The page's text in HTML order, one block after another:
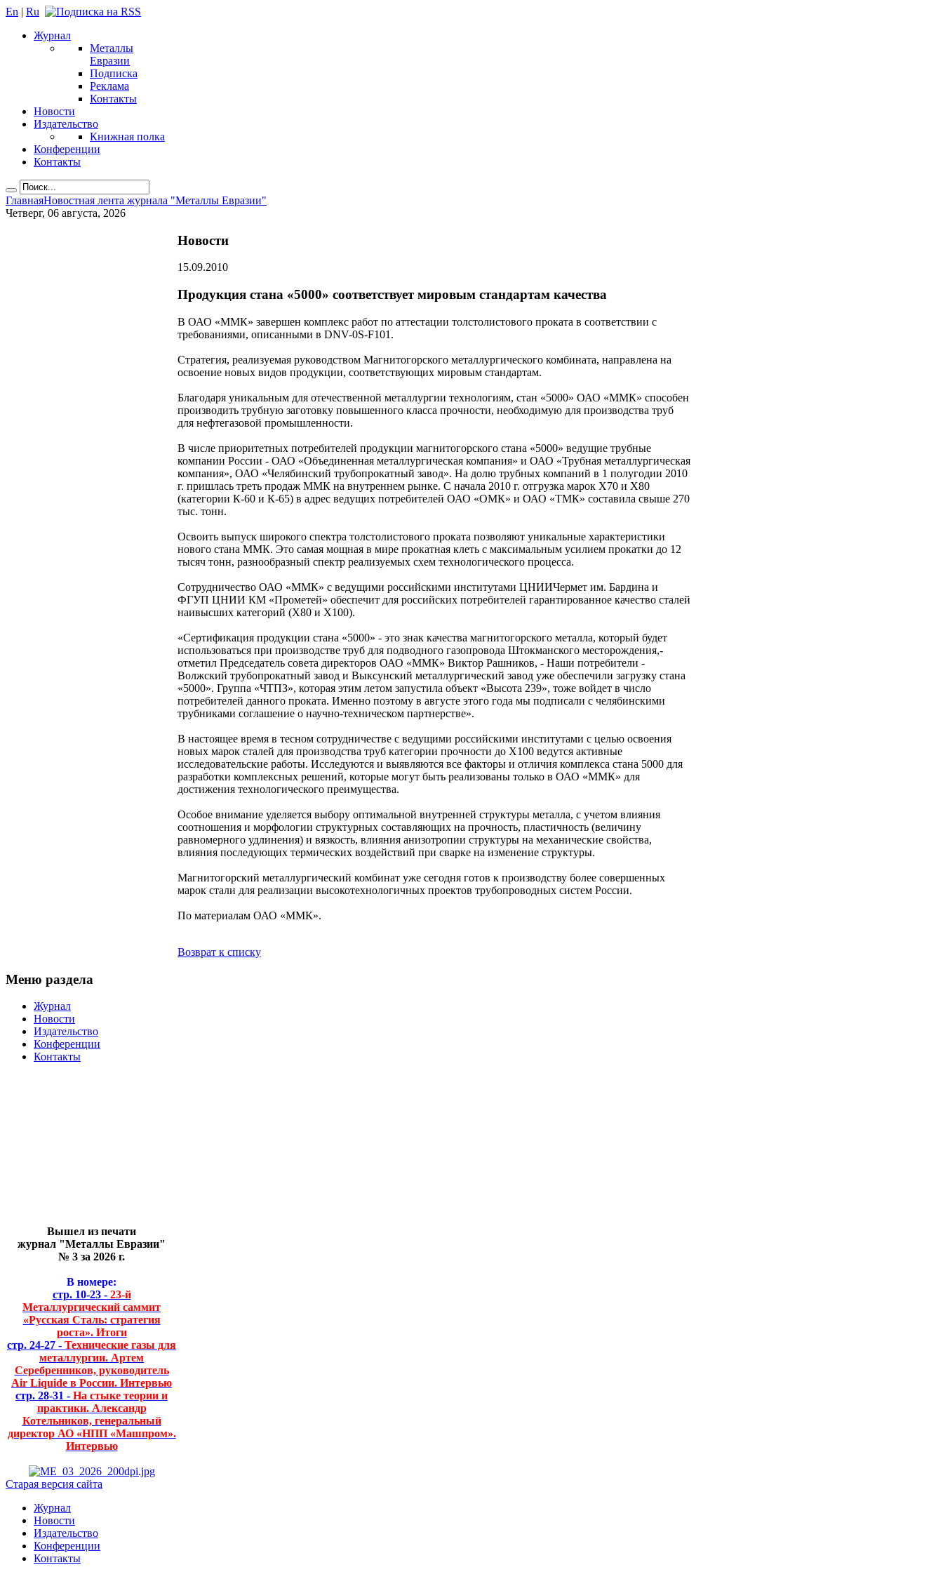
En | Ru
Журнал
Металлы
Евразии
Подписка
Реклама
Контакты
Новости
Издательство
Книжная полка
Конференции
Контакты
ГлавнаяНовостная лента журнала "Металлы Евразии"
Четверг, 06 августа, 2026
Новости
15.09.2010
Продукция стана «5000» соответствует мировым стандартам качества
В ОАО «ММК» завершен комплекс работ по аттестации толстолистового проката в соответствии с
требованиями, описанными в DNV-0S-F101.
Стратегия, реализуемая руководством Магнитогорского металлургического комбината, направлена на
освоение новых видов продукции, соответствующих мировым стандартам.
Благодаря уникальным для отечественной металлургии технологиям, стан «5000» ОАО «ММК» способен
производить трубную заготовку повышенного класса прочности, необходимую для производства труб
для нефтегазовой промышленности.
В числе приоритетных потребителей продукции магнитогорского стана «5000» ведущие трубные
компании России - ОАО «Объединенная металлургическая компания» и ОАО «Трубная металлургическая
компания», ОАО «Челябинский трубопрокатный завод». На долю трубных компаний в 1 полугодии 2010
г. пришлась треть продаж ММК на внутреннем рынке. С начала 2010 г. отгрузка марок Х70 и Х80
(категории К-60 и К-65) в адрес ведущих потребителей ОАО «ОМК» и ОАО «ТМК» составила свыше 270
тыс. тонн.
Освоить выпуск широкого спектра толстолистового проката позволяют уникальные характеристики
нового стана ММК. Это самая мощная в мире прокатная клеть с максимальным усилием прокатки до 12
тысяч тонн, разнообразный спектр реализуемых схем технологического процесса.
Сотрудничество ОАО «ММК» с ведущими российскими институтами ЦНИИЧермет им. Бардина и
ФГУП ЦНИИ КМ «Прометей» обеспечит для российских потребителей гарантированное качество сталей
наивысших категорий (Х80 и Х100).
«Сертификация продукции стана «5000» - это знак качества магнитогорского металла, который будет
использоваться при производстве труб для подводного газопровода Штокманского месторождения,-
отметил Председатель совета директоров ОАО «ММК» Виктор Рашников, - Наши потребители -
Волжский трубопрокатный завод и Выксунский металлургический завод уже обеспечили загрузку стана
«5000». Группа «ЧТПЗ», которая этим летом запустила объект «Высота 239», тоже войдет в число
потребителей данного проката. Именно поэтому в августе этого года мы подписали с челябинскими
трубниками соглашение о научно-техническом партнерстве».
В настоящее время в тесном сотрудничестве с ведущими российскими институтами с целью освоения
новых марок сталей для производства труб категории прочности до Х100 ведутся активные
исследовательские работы. Исследуются и выявляются все факторы и отличия комплекса стана 5000 для
разработки комплексных решений, которые могут быть реализованы только в ОАО «ММК» для
достижения технологического преимущества.
Особое внимание уделяется выбору оптимальной внутренней структуры металла, с учетом влияния
соотношения и морфологии структурных составляющих на прочность, пластичность (величину
равномерного удлинения) и вязкость, влияния анизотропии структуры на механические свойства,
влияния последующих термических воздействий при сварке на изменение структуры.
Магнитогорский металлургический комбинат уже сегодня готов к производству более совершенных
марок стали для реализации высокотехнологичных проектов трубопроводных систем России.
По материалам ОАО «ММК».
Возврат к списку
Меню раздела
Журнал
Новости
Издательство
Конференции
Контакты
Вышел из печати
журнал "Металлы Евразии"
№ 3 за 2026 г.
В номере:
стр. 10-23 -23-й
Металлургический саммит
«Русская Сталь: стратегия
роста». Итоги
стр. 24-27 - Технические газы для
металлургии. Артем
Серебренников, руководитель
Air Liquide в России. Интервью
стр. 28-31 - На стыке теории и
практики. Александр
Котельников, генеральный
директор АО «НПП «Машпром».
Интервью
Старая версия сайта
Журнал
Новости
Издательство
Конференции
Контакты